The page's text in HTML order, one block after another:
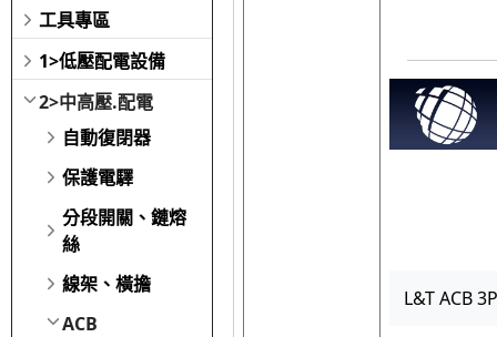
工具專區
1>低壓配電設備
2>中高壓.配電
自動復閉器
保護電驛
分段開關、鏈熔
絲
線架、橫擔
ACB
L&T ACB